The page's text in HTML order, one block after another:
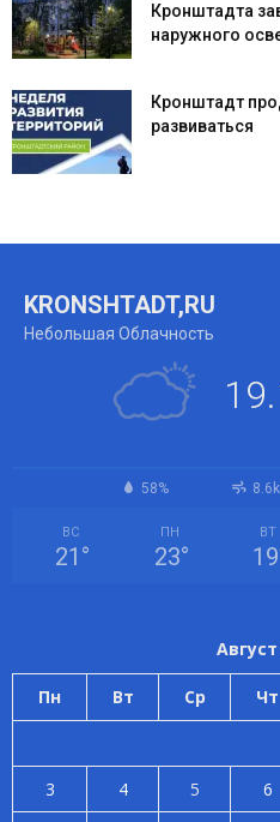
Кронштадта
наружного
Кронштадт
развиваться
KRONSHTADT,RU
Небольшая Облачность
58%
ВС
21 °
ПН
23°
ВТ
19
Пн Вт Ср Чт
3
4 5 6